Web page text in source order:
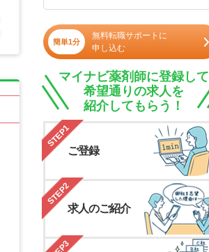
簡単1分
無料転職サポートに
申し込む
マイナビ薬剤師に登録して
希望通りの求人を
紹介してもらう！
STEP1
ご登録
STEP2
求人のご紹介